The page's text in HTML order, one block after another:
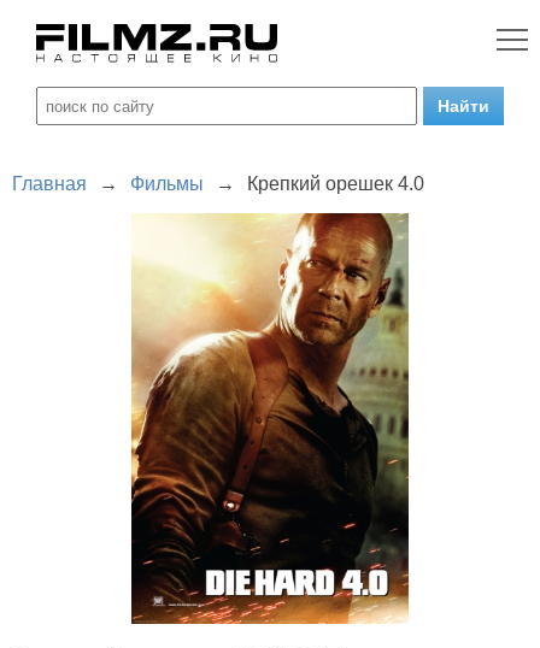
Главная → Фильмы → Крепкий орешек 4.0